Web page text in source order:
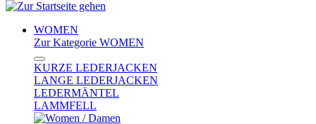
WOMEN
Zur Kategorie WOMEN
KURZE LEDERJACKEN
LANGE LEDERJACKEN
LEDERMÄNTEL
LAMMFELL